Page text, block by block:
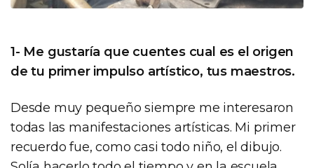
1- Me gustaría que cuentes cual es el origen
de tu primer impulso artístico, tus maestros.
Desde muy pequeño siempre me interesaron
todas las manifestaciones artísticas. Mi primer
recuerdo fue, como casi todo niño, el dibujo.